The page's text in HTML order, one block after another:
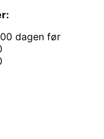
dagen før